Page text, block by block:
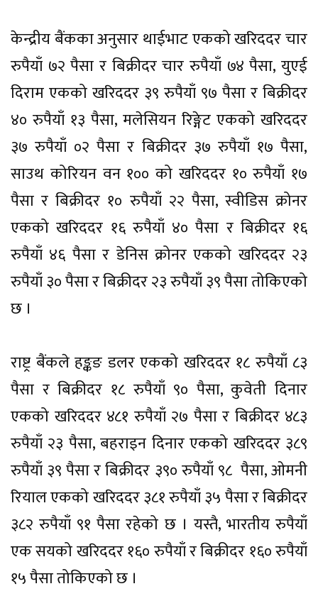
केन्द्रीय बैंकका अनुसार थाईभाट एकको खरिददर चार
रुपैयाँ ७२ पैसा र बिक्रीदर चार रुपैयाँ ७४ पैसा, युएई
दिराम एकको खरिददर ३९ रुपैयाँ ९७ पैसा र बिक्रीदर
४० रुपैयाँ १३ पैसा, मलेसियन रिङ्गेट एकको खरिददर
३७ रुपैयाँ ०२ पैसा र बिक्रीदर ३७ रुपैयाँ १७ पैसा,
साउथ कोरियन वन १०० को खरिददर १० रुपैयाँ १७
पैसा र बिक्रीदर १० रुपैयाँ २२ पैसा, स्वीडिस क्रोनर
एकको खरिददर १६ रुपैयाँ ४० पैसा र बिक्रीदर १६
रुपैयाँ ४६ पैसा र डेनिस क्रोनर एकको खरिददर २३
रुपैयाँ ३० पैसा र बिक्रीदर २३ रुपैयाँ ३९ पैसा तोकिएको
छ ।
राष्ट्र बैंकले हङ्कङ डलर एकको खरिददर १८ रुपैयाँ ८३
पैसा र बिक्रीदर १८ रुपैयाँ ९० पैसा, कुवेती दिनार
एकको खरिददर ४८१ रुपैयाँ २७ पैसा र बिक्रीदर ४८३
रुपैयाँ २३ पैसा, बहराइन दिनार एकको खरिददर ३८९
रुपैयाँ ३९ पैसा र बिक्रीदर ३९० रुपैयाँ ९८ पैसा, ओमनी
रियाल एकको खरिददर ३८१ रुपैयाँ ३५ पैसा र बिक्रीदर
३८२ रुपैयाँ ९१ पैसा रहेको छ । यस्तै, भारतीय रुपैयाँ
एक सयको खरिददर १६० रुपैयाँ र बिक्रीदर १६० रुपैयाँ
१५ पैसा तोकिएको छ ।